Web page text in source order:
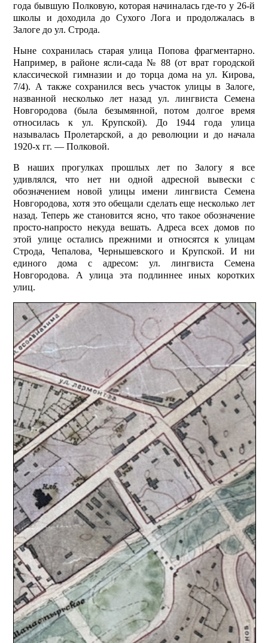
года бывшую Полковую, которая начиналась где-то у 26-й
школы и доходила до Сухого Лога и продолжалась в
Залоге до ул. Строда.
Ныне сохранилась старая улица Попова фрагментарно.
Например, в районе ясли-сада № 88 (от врат городской
классической гимназии и до торца дома на ул. Кирова,
7/4). А также сохранился весь участок улицы в Залоге,
названной несколько лет назад ул. лингвиста Семена
Новгородова (была безымянной, потом долгое время
относилась к ул. Крупской). До 1944 года улица
называлась Пролетарской, а до революции и до начала
1920-х гг. — Полковой.
В наших прогулках прошлых лет по Залогу я все
удивлялся, что нет ни одной адрес­ной вывески с
обозначением новой улицы имени лингвиста Семена
Новгородова, хотя это обещали сделать еще несколько лет
назад. Теперь же становится ясно, что такое обозначение
просто-напросто некуда вешать. Адреса всех домов по
этой улице остались прежними и относятся к улицам
Строда, Чепалова, Чернышевского и Крупской. И ни
единого дома с адресом: ул. лингвиста Семена
Новгородова. А улица эта подлиннее иных коротких
улиц.